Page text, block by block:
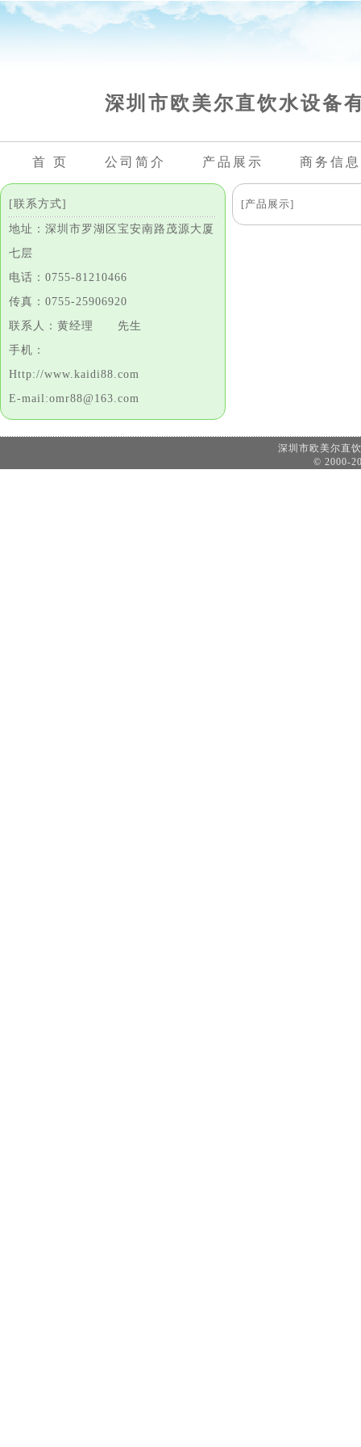
深圳市欧美尔直饮水设备
首 页 公司简介 产品展示 商务信息
[联系方式]
地址：深圳市罗湖区宝安南路茂源大厦
七层
电话：0755-81210466
传真：0755-25906920
联系人：黄经理 先生
手机：
Http://www.kaidi88.com
E-mail:omr88@163.com
[产品展示]
深圳市欧美尔
© 2000-